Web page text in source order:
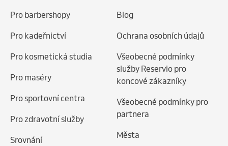
Pro barbershopy
Pro kadeřnictví
Pro kosmetická studia
Pro maséry
Pro sportovní centra
Pro zdravotní služby
Srovnání
Blog
Ochrana osobních údajů
Všeobecné podmínky
služby Reservio pro
koncové zákazníky
Všeobecné podmínky pro
partnera
Města